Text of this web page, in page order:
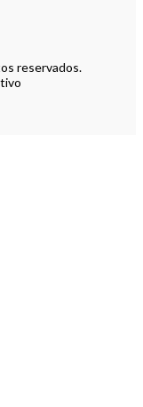
reservados.